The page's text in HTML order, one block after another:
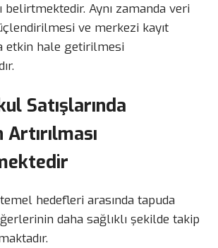
belirtmektedir. Aynı zamanda veri
ve merkezi kayıt
etkin hale getirilmesi
Satışlarında
hedefleri arasında tapuda
daha sağlıklı şekilde takip